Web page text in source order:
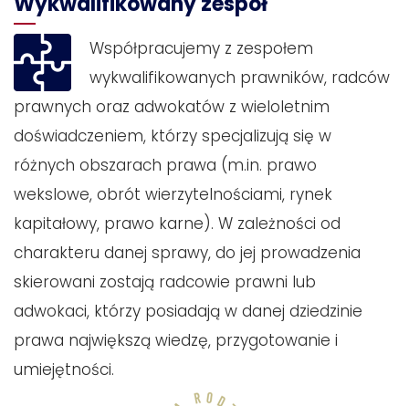
Współpracujemy z zespołem
wykwalifikowanych prawników, radców
prawnych oraz adwokatów z wieloletnim
doświadczeniem, którzy specjalizują się w
różnych obszarach prawa (m.in. prawo
wekslowe, obrót wierzytelnościami, rynek
kapitałowy, prawo karne). W zależności od
charakteru danej sprawy, do jej prowadzenia
skierowani zostają radcowie prawni lub
adwokaci, którzy posiadają w danej dziedzinie
prawa największą wiedzę, przygotowanie i
umiejętności.